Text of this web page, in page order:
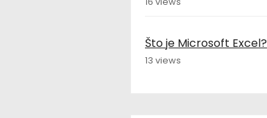
Što je Microsoft Excel?
13 views